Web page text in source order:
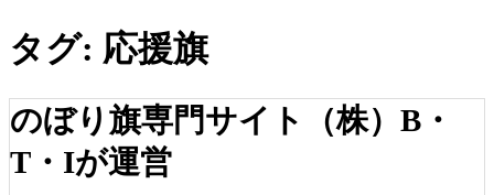
タグ: 応援旗
のぼり旗専門サイト（株）B・
T・Iが運営